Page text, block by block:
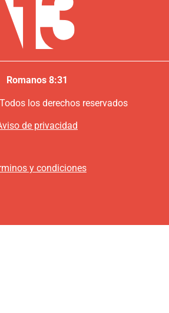
Romanos 8:31
Todos los derechos reservados
de privacidad
y condiciones